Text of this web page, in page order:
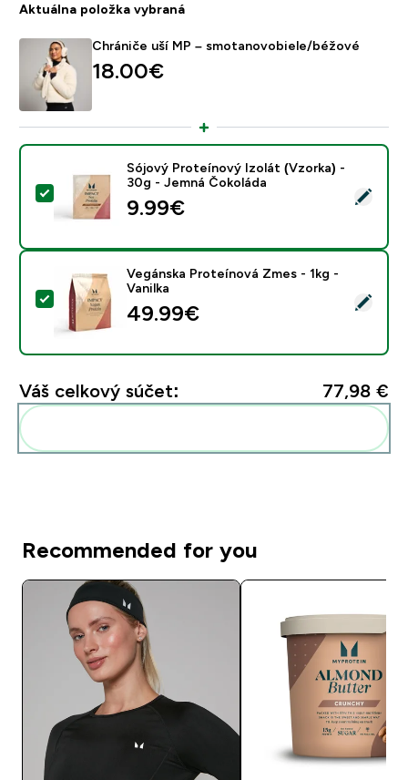
Aktuálna položka vybraná
Chrániče uší MP – smotanovobiele/béžové
18.00€‎
Vybrať tento produkt - Sójový Proteínový Izolát
Sójový Proteínový Izolát (Vzorka) -
30g - Jemná Čokoláda
9.99€‎
Vybrať tento produkt - Vegánska Proteínová Zmes -
Vegánska Proteínová Zmes - 1kg -
Vanilka
49.99€‎
Váš celkový súčet: 77,98 €‎
Recommended for you